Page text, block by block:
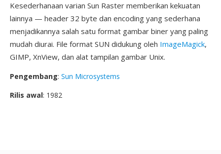
Kesederhanaan varian Sun Raster memberikan kekuatan
lainnya — header 32 byte dan encoding yang sederhana
menjadikannya salah satu format gambar biner yang paling
mudah diurai. File format SUN didukung oleh ImageMagick,
GIMP, XnView, dan alat tampilan gambar Unix.
Pengembang: Sun Microsystems
Rilis awal: 1982